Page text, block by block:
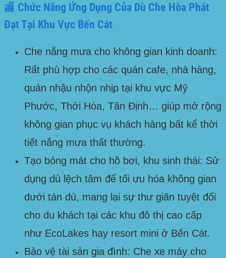
🏬 Chức Năng Ứng Dụng Của Dù Che Hòa Phát
Đạt Tại Khu Vực Bến Cát
Che nắng mưa cho không gian kinh doanh:
Rất phù hợp cho các quán cafe, nhà hàng,
quán nhậu nhộn nhịp tại khu vực Mỹ
Phước, Thới Hòa, Tân Định… giúp mở rộng
không gian phục vụ khách hàng bất kể thời
tiết nắng mưa thất thường.
Tạo bóng mát cho hồ bơi, khu sinh thái: Sử
dụng dù lệch tâm để tối ưu hóa không gian
dưới tán dù, mang lại sự thư giãn tuyệt đối
cho du khách tại các khu đô thị cao cấp
như EcoLakes hay resort mini ở Bến Cát.
Bảo vệ tài sản gia đình: Che xe máy cho